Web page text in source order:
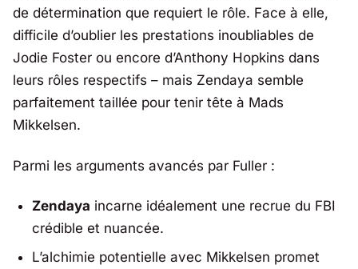
de détermination que requiert le rôle. Face à elle,
difficile d’oublier les prestations inoubliables de
Jodie Foster ou encore d’Anthony Hopkins dans
leurs rôles respectifs – mais Zendaya semble
parfaitement taillée pour tenir tête à Mads
Mikkelsen.
Parmi les arguments avancés par Fuller :
Zendaya incarne idéalement une recrue du FBI
crédible et nuancée.
L’alchimie potentielle avec Mikkelsen promet